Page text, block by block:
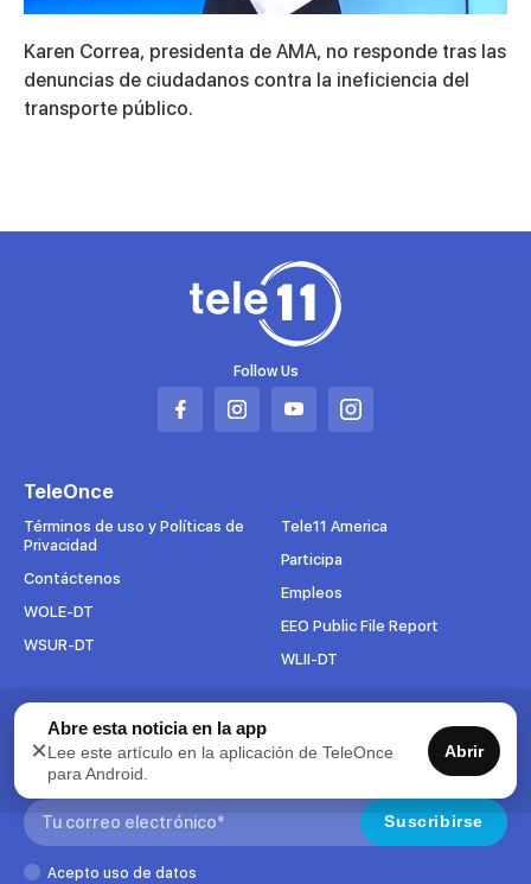
seconds
of
5
minutes,
46
Karen Correa, presidenta de AMA, no responde tras las
denuncias de ciudadanos contra la ineficiencia del
transporte público.
Follow Us
Abrir
pestaña
Abrir
pestaña
Abrir
pestaña
Abrir
pestaña
TeleOnce
Términos de uso y Políticas de
Privacidad
Contáctenos
WOLE-DT
WSUR-DT
Tele11 America
Participa
Empleos
EEO Public File Report
WLII-DT
Suscríbete al boletín
Para mantenerse al tanto de todo lo que pasa en TeleOnce,
suscríbase ahora a nuestros boletines.
Search: Suscribirse
Acepto uso de datos
×
Abre esta noticia en la app
Lee este artículo en la aplicación de TeleOnce
para Android.
Abrir